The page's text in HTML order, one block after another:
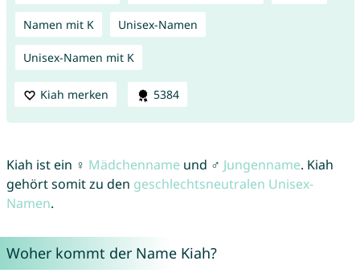
Namen mit K Unisex-Namen
Unisex-Namen mit K
Kiah merken 5384
Kiah ist ein ♀ Mädchenname und ♂ Jungenname. Kiah
gehört somit zu den geschlechtsneutralen Unisex-
Namen.
Woher kommt der Name Kiah?